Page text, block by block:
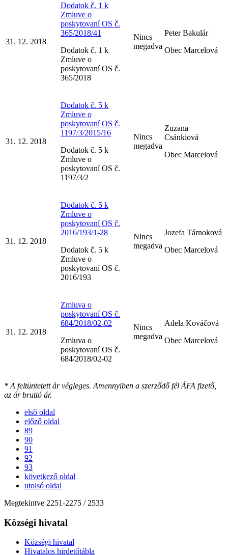
31. 12. 2018
Dodatok č. 1 k
Zmluve o
poskytovaní OS č.
365/2018/41
Dodatok č. 1 k
Zmluve o
poskytovaní OS č.
365/2018
Nincs
megadva
Peter Bakulár
Obec Marcelová
31. 12. 2018
Dodatok č. 5 k
Zmluve o
poskytovaní OS č.
1197/3/2015/16
Dodatok č. 5 k
Zmluve o
poskytovaní OS č.
1197/3/2
Nincs
megadva
Zuzana
Csánkiová
Obec Marcelová
31. 12. 2018
Dodatok č. 5 k
Zmluve o
poskytovaní OS č.
2016/193/1-28
Dodatok č. 5 k
Zmluve o
poskytovaní OS č.
2016/193
Nincs
megadva
Jozefa Tárnoková
Obec Marcelová
31. 12. 2018
Zmluva o
poskytovaní OS č.
684/2018/02-02
Zmluva o
poskytovaní OS č.
684/2018/02-02
Nincs
megadva
Adela Kováčová
Obec Marcelová
* A feltüntetett ár végleges. Amennyiben a szerződő fél ÁFA fizető,
az ár bruttó ár.
első oldal
előző oldal
89
90
91
92
93
következő oldal
utolsó oldal
Megtekintve 2251-2275 / 2533
Községi hivatal
Községi hivatal
Hivatalos hirdetőtábla